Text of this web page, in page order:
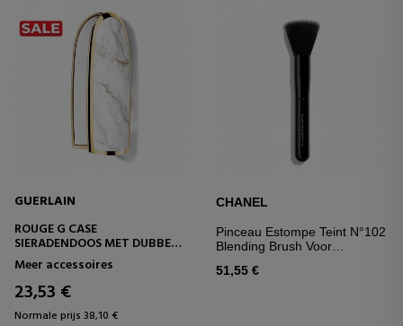
GUERLAIN
ROUGE G CASE
SIERADENDOOS MET DUBBELE
SPIEGELLIPPENSTIFT
Meer accessoires
23,53 €
Normale prijs 38,10 €
CHANEL
Pinceau Estompe Teint N°102
Blending Brush Voor
51,55 €